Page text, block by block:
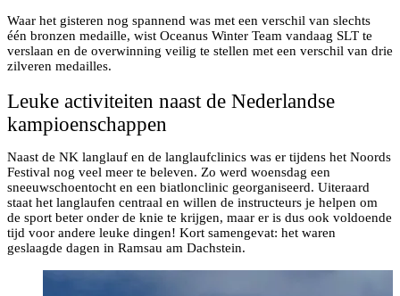
Waar het gisteren nog spannend was met een verschil van slechts
één bronzen medaille, wist Oceanus Winter Team vandaag SLT te
verslaan en de overwinning veilig te stellen met een verschil van drie
zilveren medailles.
Leuke activiteiten naast de Nederlandse
kampioenschappen
Naast de NK langlauf en de langlaufclinics was er tijdens het Noords
Festival nog veel meer te beleven. Zo werd woensdag een
sneeuwschoentocht en een biatlonclinic georganiseerd. Uiteraard
staat het langlaufen centraal en willen de instructeurs je helpen om
de sport beter onder de knie te krijgen, maar er is dus ook voldoende
tijd voor andere leuke dingen! Kort samengevat: het waren
geslaagde dagen in Ramsau am Dachstein.